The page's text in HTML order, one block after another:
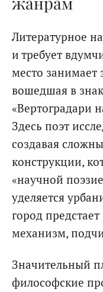
Литературное
и требует
место занимает
вошедшая в
«Вертоградари
Здесь поэт
создавая
конструкции,
«научной
уделяется
город
механизм,
Значительный
философские